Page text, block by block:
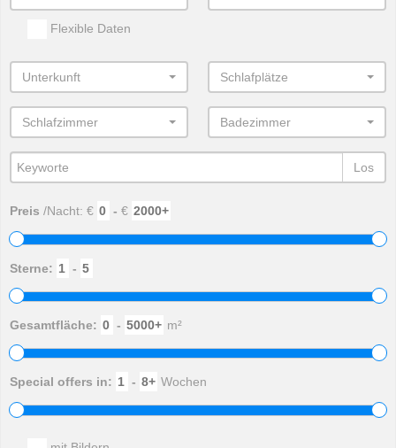
Flexible Daten
Unterkunft Schlafplätze
Schlafzimmer Badezimmer
Los
Preis /Nacht: € - €
Sterne: -
Gesamtfläche: - m²
Special offers in: - Wochen